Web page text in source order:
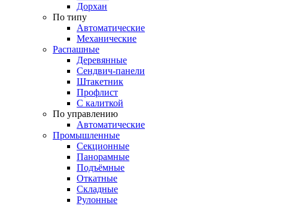
Дорхан
По типу
Автоматические
Механические
Распашные
Деревянные
Сендвич-панели
Штакетник
Профлист
С калиткой
По управлению
Автоматические
Промышленные
Секционные
Панорамные
Подъёмные
Откатные
Складные
Рулонные